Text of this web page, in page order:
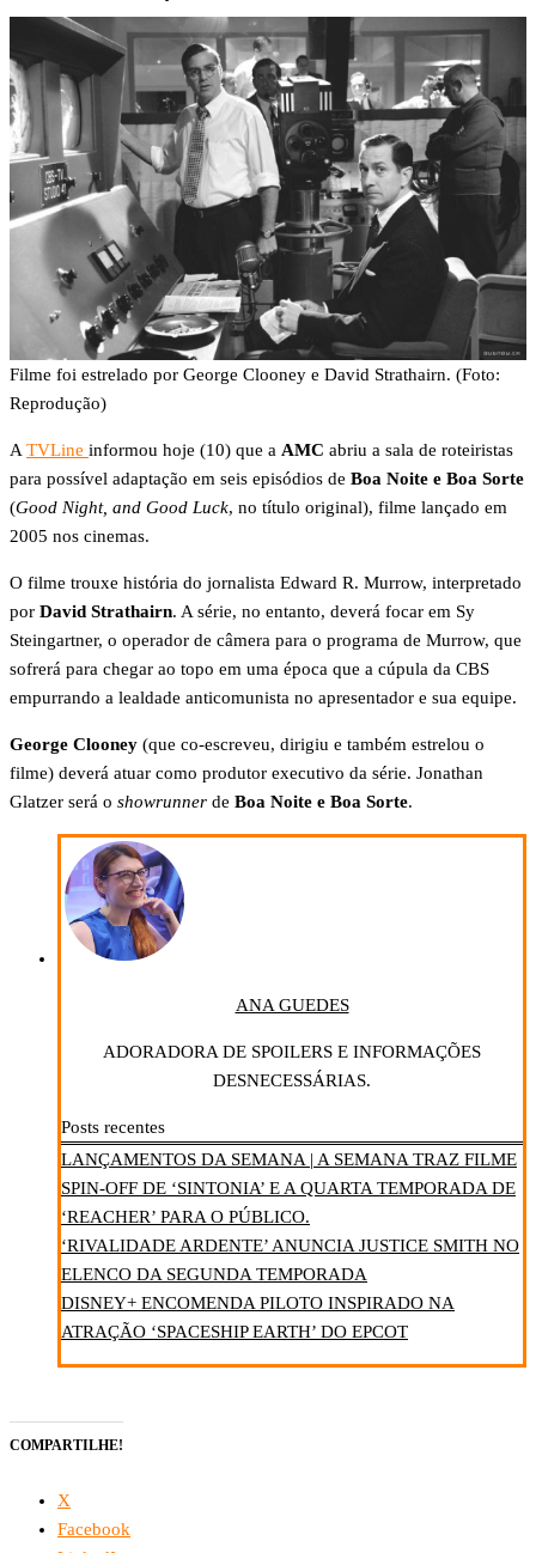
Filme foi estrelado por George Clooney e David Strathairn. (Foto:
Reprodução)
A TVLine informou hoje (10) que a AMC abriu a sala de roteiristas
para possível adaptação em seis episódios de Boa Noite e Boa Sorte
(Good Night, and Good Luck, no título original), filme lançado em
2005 nos cinemas.
O filme trouxe história do jornalista Edward R. Murrow, interpretado
por David Strathairn. A série, no entanto, deverá focar em Sy
Steingartner, o operador de câmera para o programa de Murrow, que
sofrerá para chegar ao topo em uma época que a cúpula da CBS
empurrando a lealdade anticomunista no apresentador e sua equipe.
George Clooney (que co-escreveu, dirigiu e também estrelou o
filme) deverá atuar como produtor executivo da série. Jonathan
Glatzer será o showrunner de Boa Noite e Boa Sorte.
ANA GUEDES
ADORADORA DE SPOILERS E INFORMAÇÕES
DESNECESSÁRIAS.
Posts recentes
LANÇAMENTOS DA SEMANA | A SEMANA TRAZ FILME
SPIN-OFF DE ‘SINTONIA’ E A QUARTA TEMPORADA DE
‘REACHER’ PARA O PÚBLICO.
‘RIVALIDADE ARDENTE’ ANUNCIA JUSTICE SMITH NO
ELENCO DA SEGUNDA TEMPORADA
DISNEY+ ENCOMENDA PILOTO INSPIRADO NA
ATRAÇÃO ‘SPACESHIP EARTH’ DO EPCOT
COMPARTILHE!
X
Facebook